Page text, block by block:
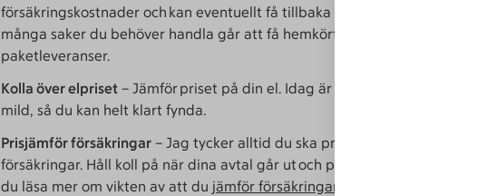
försäkringskostnader och kan eventuellt få tillbaka pengar på skatten.
många saker du behöver handla går att få hemkört, så som mat eller
paketleveranser.
Kolla över elpriset – Jämför priset på din el. Idag är elen billig då vintern
mild, så du kan helt klart fynda.
Prisjämför försäkringar – Jag tycker alltid du ska prisjämföra, framförallt
försäkringar. Håll koll på när dina avtal går ut och passa på att prispressa.
du läsa mer om vikten av att du jämför försäkringar